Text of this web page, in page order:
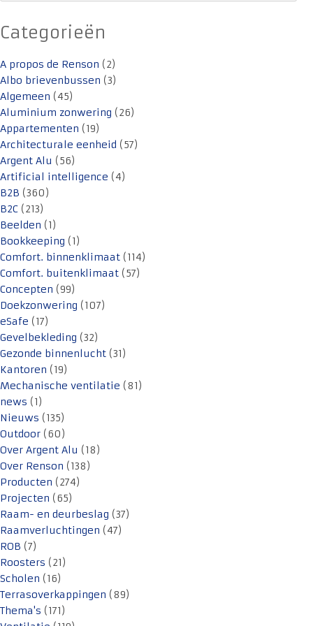
Categorieën
A propos de Renson (2)
Albo brievenbussen (3)
Algemeen (45)
Aluminium zonwering (26)
Appartementen (19)
Architecturale eenheid (57)
Argent Alu (56)
Artificial intelligence (4)
B2B (360)
B2C (213)
Beelden (1)
Bookkeeping (1)
Comfort. binnenklimaat (114)
Comfort. buitenklimaat (57)
Concepten (99)
Doekzonwering (107)
eSafe (17)
Gevelbekleding (32)
Gezonde binnenlucht (31)
Kantoren (19)
Mechanische ventilatie (81)
news (1)
Nieuws (135)
Outdoor (60)
Over Argent Alu (18)
Over Renson (138)
Producten (274)
Projecten (65)
Raam- en deurbeslag (37)
Raamverluchtingen (47)
ROB (7)
Roosters (21)
Scholen (16)
Terrasoverkappingen (89)
Thema's (171)